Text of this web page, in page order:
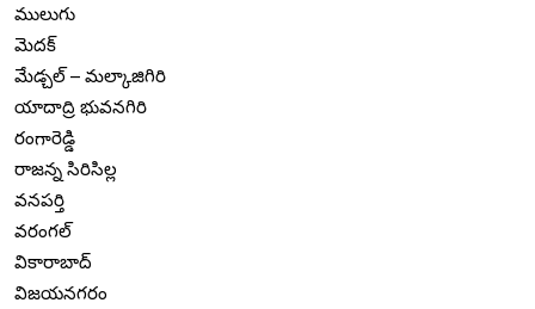
ములుగు
మెదక్
మేడ్చల్ – మల్కాజిగిరి
యాదాద్రి భువనగిరి
రంగారెడ్డి
రాజన్న సిరిసిల్ల
వనపర్తి
వరంగల్
వికారాబాద్
విజయనగరం